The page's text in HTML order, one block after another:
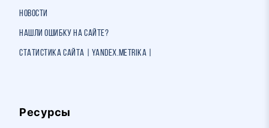
Новости
Нашли ошибку на сайте?
Статистика сайта | Yandex.Metrika |
Ресурсы